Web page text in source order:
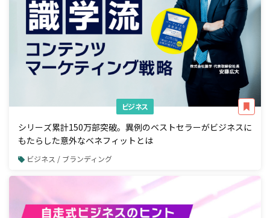
ビジネス
シリーズ累計150万部突破。異例のベストセラーがビジネスに
もたらした意外なベネフィットとは
ビジネス / ブランディング